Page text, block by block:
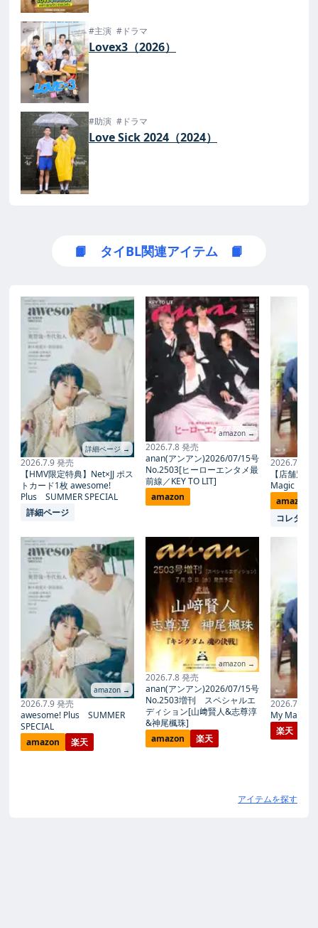
#主演 #ドラマ
Lovex3（2026）
#助演 #ドラマ
Love Sick 2024（2024）
📙 タイBL関連アイテム 📙
詳細ページ →
2026.7.9 発売
【HMV限定特典】Net×JJ ポス
トカード1枚 awesome!
Plus SUMMER SPECIAL
詳細ページ
amazon →
2026.7.9 発売
awesome! Plus SUMMER
SPECIAL
amazon
楽天
amazon →
2026.7.8 発売
anan(アンアン)2026/07/15号
No.2503[ヒーローエンタメ最
前線／KEY TO LIT]
amazon
amazon →
2026.7.8 発売
anan(アンアン)2026/07/15号
No.2503増刊 スペシャルエ
ディション[山﨑賢人&志尊淳
&神尾楓珠]
amazon
楽天
2026.7.27
【店舗別
Magic
amazon
コレタメ
2026.7.27
My Magic
楽天
アイテムを探す